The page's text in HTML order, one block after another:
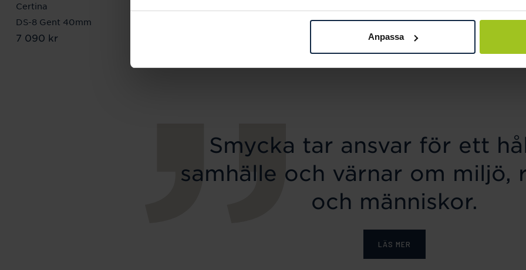
Anpassa
Certina
DS-8 Gent 40mm
Pris:7 090 kr
7 090 kr
Braided Steel
620 kr
Stiftörhängen kors
svart
Pris:649 kr
649 kr
Smycka tar ansvar för ett
samhälle och värnar om miljö,
och människor.
LÄS MER